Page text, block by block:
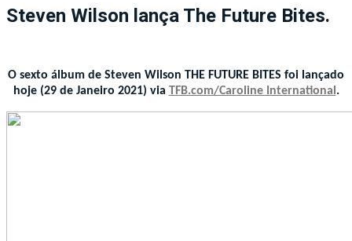
Steven Wilson lança The Future Bites.
O sexto álbum de Steven Wilson THE FUTURE BITES foi lançado
hoje (29 de Janeiro 2021) via TFB.com/Caroline International.